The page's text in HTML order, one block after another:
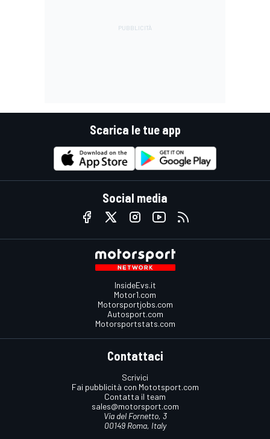
Scarica le tue app
Social media
InsideEvs.it
Motor1.com
Motorsportjobs.com
Autosport.com
Motorsportstats.com
Contattaci
Scrivici
Fai pubblicità con Mototsport.com
Contatta il team
sales@motorsport.com
Via del Fornetto, 3
00149 Roma, Italy